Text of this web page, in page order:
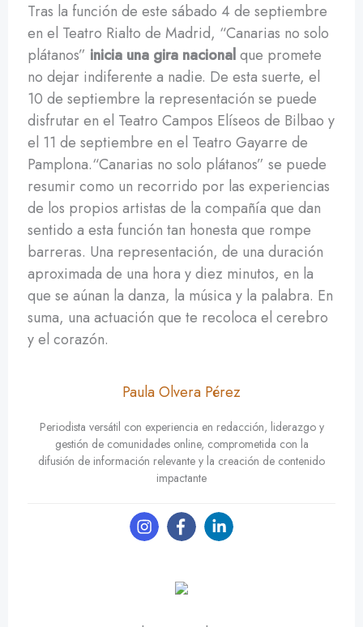
Tras la función de este sábado 4 de septiembre
en el Teatro Rialto de Madrid, “Canarias no solo
plátanos” inicia una gira nacionalque promete
no dejar indiferente a nadie. De esta suerte, el
10 de septiembre la representación se puede
disfrutar en el Teatro Campos Elíseos de Bilbao y
el 11 de septiembre en el Teatro Gayarre de
Pamplona.“Canarias no solo plátanos” se puede
resumir como un recorrido por las experiencias
de los propios artistas de la compañía que dan
sentido a esta función tan honesta que rompe
barreras. Una representación, de una duración
aproximada de una hora y diez minutos, en la
que se aúnan la danza, la música y la palabra. En
suma, una actuación que te recoloca el cerebro
y el corazón.
Paula Olvera Pérez
Periodista versátil con experiencia en redacción, liderazgo y
gestión de comunidades online, comprometida con la
difusión de información relevante y la creación de contenido
impactante